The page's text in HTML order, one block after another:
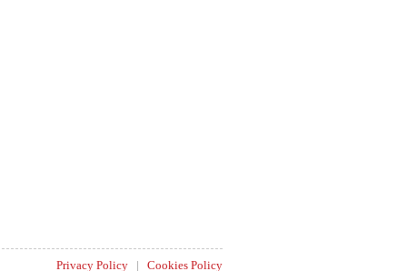
Privacy Policy | Cookies Policy